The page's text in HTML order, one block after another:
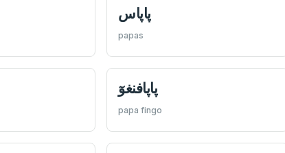
پاپاس
papas
پاپافنغوٓ
papa fingo